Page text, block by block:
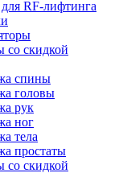
RF-лифтинга
со скидкой
спины
головы
рук
ног
тела
простаты
со скидкой